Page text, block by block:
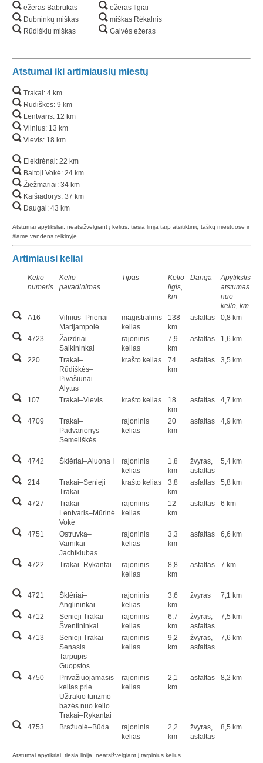
ežeras Babrukas
Dubninkų miškas
Rūdiškių miškas
ežeras Ilgiai
miškas Rėkalnis
Galvės ežeras
Atstumai iki artimiausių miestų
Trakai: 4 km
Rūdiškės: 9 km
Lentvaris: 12 km
Vilnius: 13 km
Vievis: 18 km
Elektrėnai: 22 km
Baltoji Vokė: 24 km
Žiežmariai: 34 km
Kaišiadorys: 37 km
Daugai: 43 km
Atstumai apytiksliai, neatsižvelgiant į kelius, tiesia linija tarp atsitiktinių taškų miestuose ir
šiame vandens telkinyje.
Artimiausi keliai
Kelio
numeris
Kelio
pavadinimas
Tipas
Kelio
ilgis,
km
Danga
Apytikslis
atstumas
nuo
kelio, km
A16
Vilnius–Prienai–
Marijampolė
magistralinis
kelias
138
km
asfaltas 0,8 km
4723
Žaizdriai–
Salkininkai
rajoninis
kelias
7,9
km
asfaltas 1,6 km
220
Trakai–
Rūdiškės–
Pivašiūnai–
Alytus
krašto kelias
74
km
asfaltas 3,5 km
107 Trakai–Vievis krašto kelias
18
km
asfaltas 4,7 km
4709
Trakai–
Padvarionys–
Semeliškės
rajoninis
kelias
20
km
asfaltas 4,9 km
4742 Šklėriai–Aluona I
rajoninis
kelias
1,8
km
žvyras,
asfaltas
5,4 km
214
Trakai–Senieji
Trakai
krašto kelias
3,8
km
asfaltas 5,8 km
4727
Trakai–
Lentvaris–Mūrinė
Vokė
rajoninis
kelias
12
km
asfaltas 6 km
4751
Ostruvka–
Varnikai–
Jachtklubas
rajoninis
kelias
3,3
km
asfaltas 6,6 km
4722 Trakai–Rykantai
rajoninis
kelias
8,8
km
asfaltas 7 km
4721
Šklėriai–
Anglininkai
rajoninis
kelias
3,6
km
žvyras 7,1 km
4712
Senieji Trakai–
Šventininkai
rajoninis
kelias
6,7
km
žvyras,
asfaltas
7,5 km
4713
Senieji Trakai–
Senasis
Tarpupis–
Guopstos
rajoninis
kelias
9,2
km
žvyras,
asfaltas
7,6 km
4750
Privažiuojamasis
kelias prie
Užtrakio turizmo
bazės nuo kelio
Trakai–Rykantai
rajoninis
kelias
2,1
km
asfaltas 8,2 km
4753 Bražuolė–Būda
rajoninis
kelias
2,2
km
žvyras,
asfaltas
8,5 km
Atstumai apytikriai, tiesia linija, neatsižvelgiant į tarpinius kelius.